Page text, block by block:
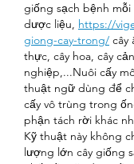
giống sạch bệnh
dược liệu, https://
giong-cay-trong/ cây
thực, cây hoa, cây
nghiệp,...Nuôi cấy
thuật ngữ dùng để
cấy vô trùng trong
phận tách rời khác
Kỹ thuật này không
lượng lớn cây giống